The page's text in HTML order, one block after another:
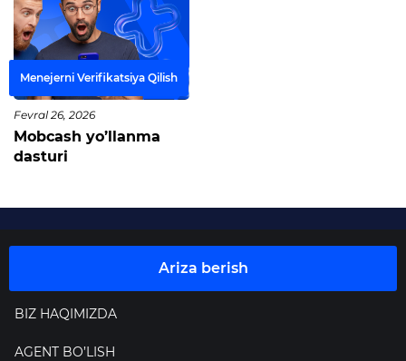
Fevral 26, 2026
Mobcash yo’llanma
dasturi
BIZ HAQIMIZDA
AGENT BO’LISH
Ariza berish
Menejerni Verifikatsiya Qilish